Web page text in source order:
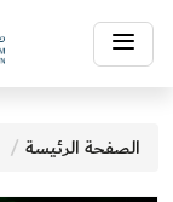
Toggle
navigation
الصفحة الرئيسة